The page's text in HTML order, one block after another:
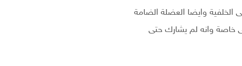
وايضا العضلة الضامة
الترجى خاصة وانه لم يشارك حتى